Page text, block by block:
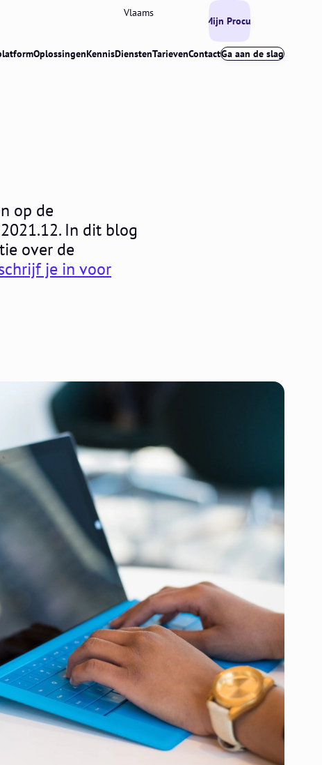
OplossingenKennisDienstenTarievenContactGa aan de slag
Vlaams
Mijn Procurios
op de
In dit blog
over de
je in voor